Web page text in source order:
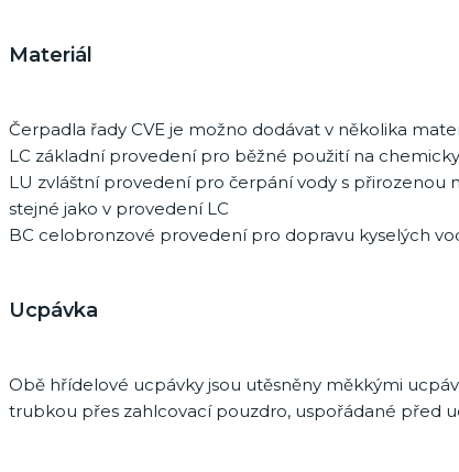
Materiál
Čerpadla řady CVE je možno dodávat v několika
LC základní provedení pro běžné použití na
LU zvláštní provedení pro čerpání vody s přirozenou
stejné jako v provedení LC
BC celobronzové provedení pro dopravu kyselých
Ucpávka
Obě hřídelové ucpávky jsou utěsněny měkkými
trubkou přes zahlcovací pouzdro, uspořádané před